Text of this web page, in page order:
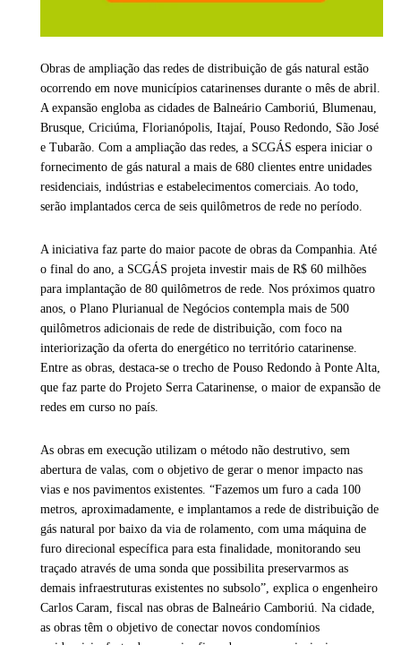
Obras de ampliação das redes de distribuição de gás natural estão
ocorrendo em nove municípios catarinenses durante o mês de abril.
A expansão engloba as cidades de Balneário Camboriú, Blumenau,
Brusque, Criciúma, Florianópolis, Itajaí, Pouso Redondo, São José
e Tubarão. Com a ampliação das redes, a SCGÁS espera iniciar o
fornecimento de gás natural a mais de 680 clientes entre unidades
residenciais, indústrias e estabelecimentos comerciais. Ao todo,
serão implantados cerca de seis quilômetros de rede no período.
A iniciativa faz parte do maior pacote de obras da Companhia. Até
o final do ano, a SCGÁS projeta investir mais de R$ 60 milhões
para implantação de 80 quilômetros de rede. Nos próximos quatro
anos, o Plano Plurianual de Negócios contempla mais de 500
quilômetros adicionais de rede de distribuição, com foco na
interiorização da oferta do energético no território catarinense.
Entre as obras, destaca-se o trecho de Pouso Redondo à Ponte Alta,
que faz parte do Projeto Serra Catarinense, o maior de expansão de
redes em curso no país.
As obras em execução utilizam o método não destrutivo, sem
abertura de valas, com o objetivo de gerar o menor impacto nas
vias e nos pavimentos existentes. “Fazemos um furo a cada 100
metros, aproximadamente, e implantamos a rede de distribuição de
gás natural por baixo da via de rolamento, com uma máquina de
furo direcional específica para esta finalidade, monitorando seu
traçado através de uma sonda que possibilita preservarmos as
demais infraestruturas existentes no subsolo”, explica o engenheiro
Carlos Caram, fiscal nas obras de Balneário Camboriú. Na cidade,
as obras têm o objetivo de conectar novos condomínios